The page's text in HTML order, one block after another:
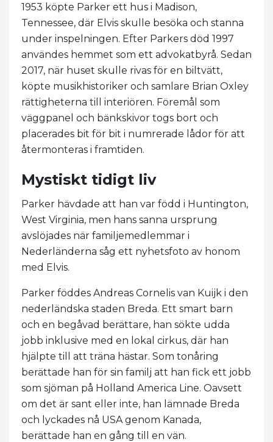
1953 köpte Parker ett hus i Madison,
Tennessee, där Elvis skulle besöka och stanna
under inspelningen. Efter Parkers död 1997
användes hemmet som ett advokatbyrå. Sedan
2017, när huset skulle rivas för en biltvätt,
köpte musikhistoriker och samlare Brian Oxley
rättigheterna till interiören. Föremål som
väggpanel och bänkskivor togs bort och
placerades bit för bit i numrerade lådor för att
återmonteras i framtiden.
Mystiskt tidigt liv
Parker hävdade att han var född i Huntington,
West Virginia, men hans sanna ursprung
avslöjades när familjemedlemmar i
Nederländerna såg ett nyhetsfoto av honom
med Elvis.
Parker föddes Andreas Cornelis van Kuijk i den
nederländska staden Breda. Ett smart barn
och en begåvad berättare, han sökte udda
jobb inklusive med en lokal cirkus, där han
hjälpte till att träna hästar. Som tonåring
berättade han för sin familj att han fick ett jobb
som sjöman på Holland America Line. Oavsett
om det är sant eller inte, han lämnade Breda
och lyckades nå USA genom Kanada,
berättade han en gång till en vän.